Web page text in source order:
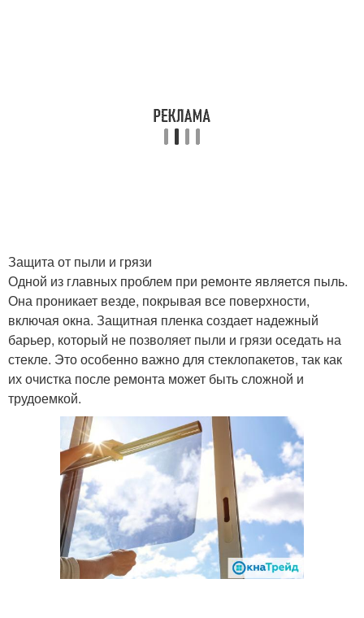
Защита от пыли и грязи
Одной из главных проблем при ремонте является пыль.
Она проникает везде, покрывая все поверхности,
включая окна. Защитная пленка создает надежный
барьер, который не позволяет пыли и грязи оседать на
стекле. Это особенно важно для стеклопакетов, так как
их очистка после ремонта может быть сложной и
трудоемкой.